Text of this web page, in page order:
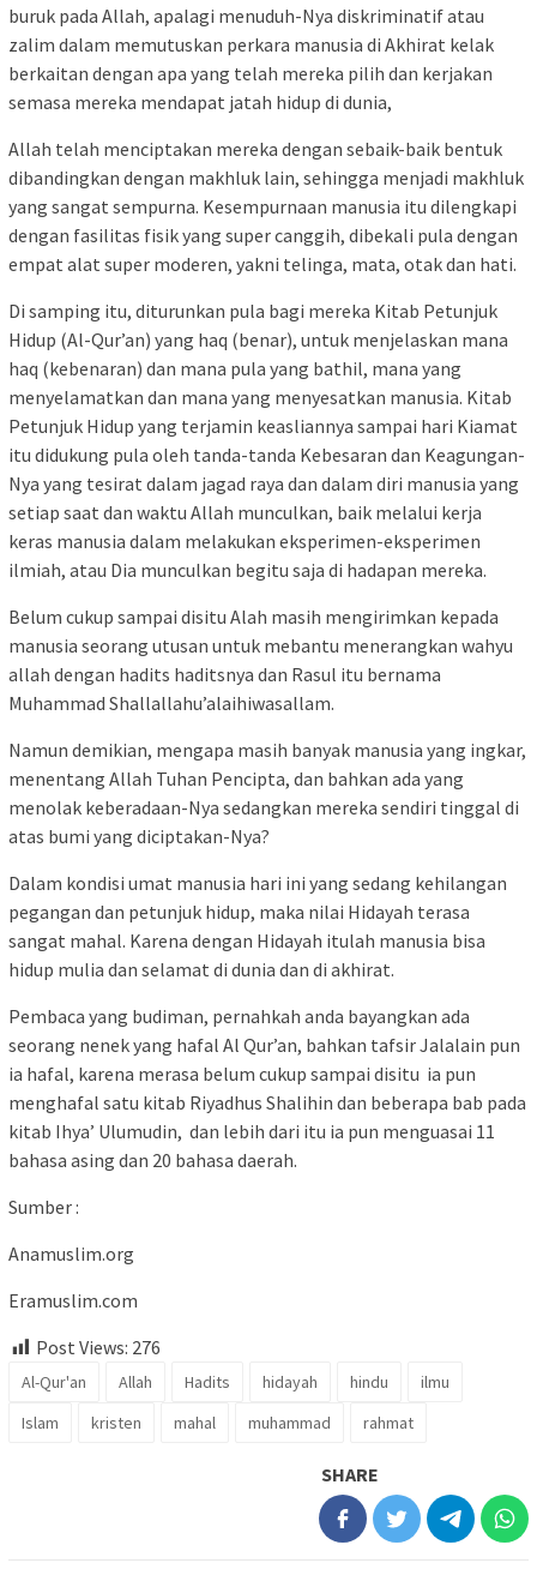
buruk pada Allah, apalagi menuduh-Nya diskriminatif atau
zalim dalam memutuskan perkara manusia di Akhirat kelak
berkaitan dengan apa yang telah mereka pilih dan kerjakan
semasa mereka mendapat jatah hidup di dunia,
Allah telah menciptakan mereka dengan sebaik-baik bentuk
dibandingkan dengan makhluk lain, sehingga menjadi makhluk
yang sangat sempurna. Kesempurnaan manusia itu dilengkapi
dengan fasilitas fisik yang super canggih, dibekali pula dengan
empat alat super moderen, yakni telinga, mata, otak dan hati.
Di samping itu, diturunkan pula bagi mereka Kitab Petunjuk
Hidup (Al-Qur’an) yang haq (benar), untuk menjelaskan mana
haq (kebenaran) dan mana pula yang bathil, mana yang
menyelamatkan dan mana yang menyesatkan manusia. Kitab
Petunjuk Hidup yang terjamin keasliannya sampai hari Kiamat
itu didukung pula oleh tanda-tanda Kebesaran dan Keagungan-
Nya yang tesirat dalam jagad raya dan dalam diri manusia yang
setiap saat dan waktu Allah munculkan, baik melalui kerja
keras manusia dalam melakukan eksperimen-eksperimen
ilmiah, atau Dia munculkan begitu saja di hadapan mereka.
Belum cukup sampai disitu Alah masih mengirimkan kepada
manusia seorang utusan untuk mebantu menerangkan wahyu
allah dengan hadits haditsnya dan Rasul itu bernama
Muhammad Shallallahu’alaihiwasallam.
Namun demikian, mengapa masih banyak manusia yang ingkar,
menentang Allah Tuhan Pencipta, dan bahkan ada yang
menolak keberadaan-Nya sedangkan mereka sendiri tinggal di
atas bumi yang diciptakan-Nya?
Dalam kondisi umat manusia hari ini yang sedang kehilangan
pegangan dan petunjuk hidup, maka nilai Hidayah terasa
sangat mahal. Karena dengan Hidayah itulah manusia bisa
hidup mulia dan selamat di dunia dan di akhirat.
Pembaca yang budiman, pernahkah anda bayangkan ada
seorang nenek yang hafal Al Qur’an, bahkan tafsir Jalalain pun
ia hafal, karena merasa belum cukup sampai disitu ia pun
menghafal satu kitab Riyadhus Shalihin dan beberapa bab pada
kitab Ihya’ Ulumudin, dan lebih dari itu ia pun menguasai 11
bahasa asing dan 20 bahasa daerah.
Sumber :
Anamuslim.org
Eramuslim.com
Post Views: 276
Al-Qur'an Allah Hadits hidayah hindu
ilmu
Islam
kristen mahal muhammad rahmat
SHARE